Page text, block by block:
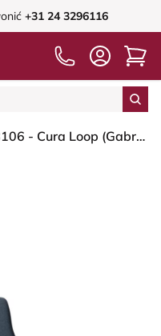
+31 24 3296116
HÅG Capisco 8106 - Cura Loop (Gabriel) - Poliester z recyklingu - CLP66165 Blue - Black - 200 mm (seat height 46-64cm) - Hard castors for soft floors